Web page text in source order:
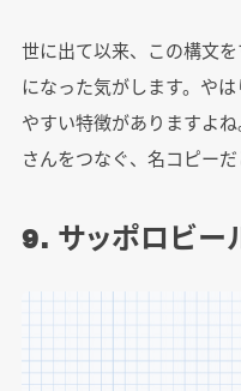
世に出て以来、この構文
になった気がします。や
やすい特徴がありますよ
さんをつなぐ、名コピーだ
9. サッポロビー